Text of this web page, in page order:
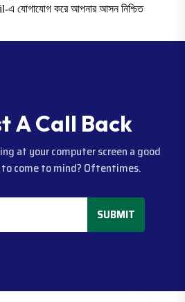
যোগাযোগ করে আপনার আসন নিশ্চিত
tACall Back
at your computer screen a good
come to mind? Oftentimes.
SUBMIT